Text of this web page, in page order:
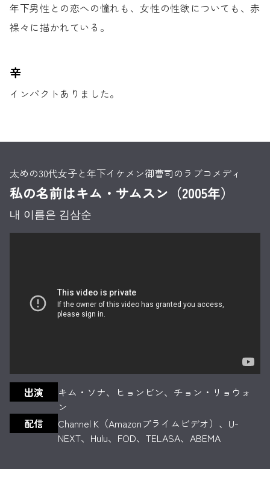
年下男性との恋への憧れも、女性の性欲についても、赤
裸々に描かれている。
辛
インパクトありました。
太めの30代女子と年下イケメン御曹司のラブコメディ
私の名前はキム・サムスン（2005年）
내 이름은 김삼순
出演
キム・ソナ、ヒョンビン、チョン・リョウォ
ン
配信
Channel K（Amazonプライムビデオ）、U-
NEXT、Hulu、FOD、TELASA、ABEMA